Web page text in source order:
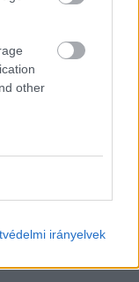
other
irányelvek